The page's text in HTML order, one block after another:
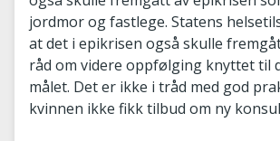
jordmor og fastlege. Statens
at det i epikrisen også skulle
råd om videre oppfølging knyttet til
målet. Det er ikke i tråd med god
kvinnen ikke fikk tilbud om ny